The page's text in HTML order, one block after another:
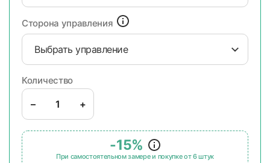
Сторона управления
Выбрать управление
Количество
– +
-15%
При самостоятельном замере и покупке от 6 штук